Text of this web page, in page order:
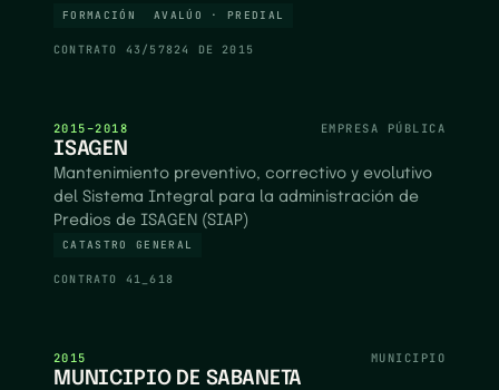
FORMACIÓN AVALÚO · PREDIAL
CONTRATO 43/57824 DE 2015
2015–2018 EMPRESA PÚBLICA
ISAGEN
Mantenimiento preventivo, correctivo y evolutivo
del Sistema Integral para la administración de
Predios de ISAGEN (SIAP)
CATASTRO GENERAL
CONTRATO 41_618
2015 MUNICIPIO
MUNICIPIO DE SABANETA